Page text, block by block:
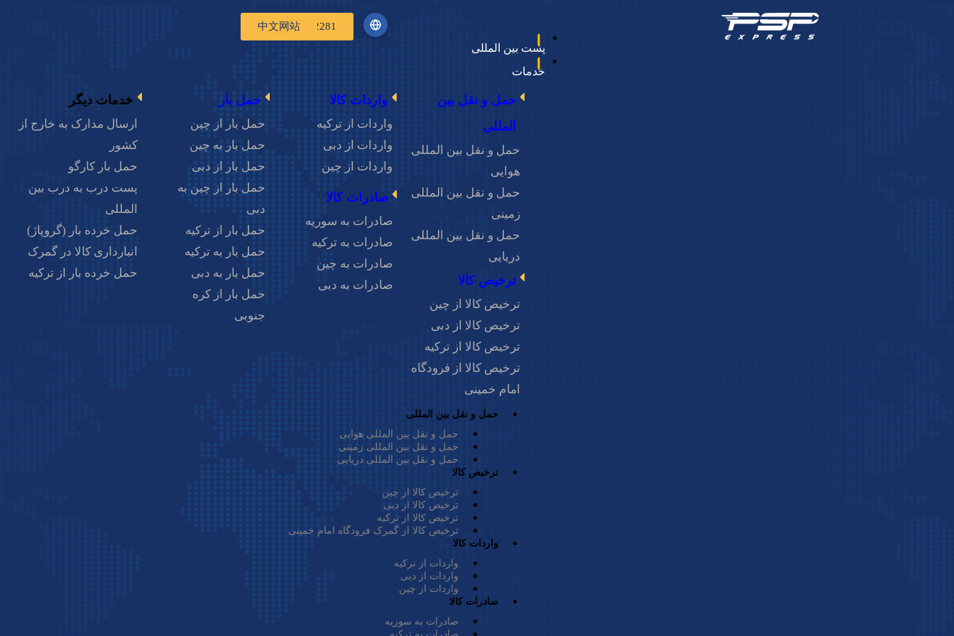
پست بین المللی
خدمات
حمل و نقل بین المللی
هوایی
حمل و نقل بین المللی
زمینی
حمل و نقل بین المللی
دریایی
حمل و نقل بین
المللی
ترخیص کالا از چین
ترخیص کالا از دبی
ترخیص کالا از ترکیه
ترخیص کالا از فرودگاه
امام خمینی
ترخیص کالا
واردات از ترکیه
واردات از دبی
واردات از چین
واردات کالا
صادرات به سوریه
صادرات به ترکیه
صادرات به چین
صادرات به دبی
صادرات کالا
حمل بار از چین
حمل بار به چین
حمل بار از دبی
حمل بار از چین به
دبی
حمل بار از ترکیه
حمل بار به ترکیه
حمل بار به دبی
حمل بار از کره
جنوبی
حمل بار
ارسال مدارک به خارج از
کشور
حمل بار کارگو
پست درب به درب بین
المللی
حمل خرده بار (گروپاژ)
انبارداری کالا در گمرک
حمل خرده بار از ترکیه
خدمات دیگر
حمل و نقل بین المللی
حمل و نقل بین المللی هوایی
حمل و نقل بین المللی زمینی
حمل و نقل بین المللی دریایی
ترخیص کالا
ترخیص کالا از چین
ترخیص کالا از دبی
ترخیص کالا از ترکیه
ترخیص کالا از گمرک فرودگاه امام خمینی
واردات کالا
واردات از ترکیه
واردات از دبی
واردات از چین
صادرات کالا
صادرات به سوریه
02142281
中文网站
اطلاعات کالا تخمین زمان حمل و نقل
لینک‌های مفید
صفحه اصلی
وبلاگ
ارتباط با ما
درباره ما
فرم ثبت شکایت
تلفن : 02142281
تلفن : 900 200 91 -021
آدرس : تهران - خیابان شریعتی بعد از پل صدر بن بست
الهیه کوچه دشتی پلاک 7